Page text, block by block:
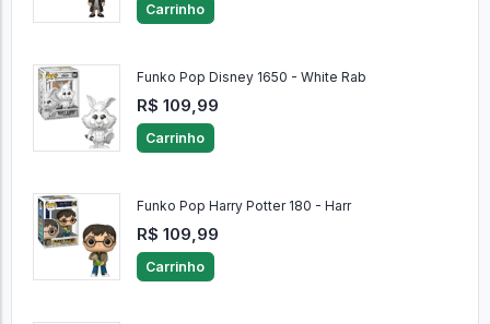
Carrinho
Funko Pop Disney 1650 - White Rab
R$ 109,99
Carrinho
Funko Pop Harry Potter 180 - Harr
R$ 109,99
Carrinho